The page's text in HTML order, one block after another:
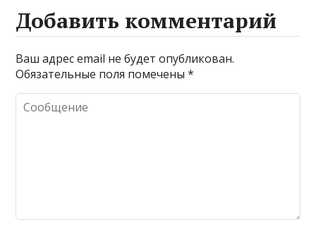
Добавить комментарий
Ваш адрес email не будет опубликован.
Обязательные поля помечены*